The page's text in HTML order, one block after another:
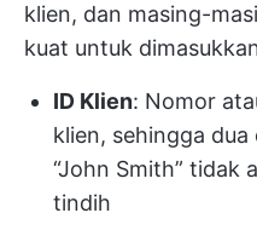
klien, dan masing-
kuat untuk
ID Klien: Nomor
klien, sehingga
“John Smith” tidak
tindih